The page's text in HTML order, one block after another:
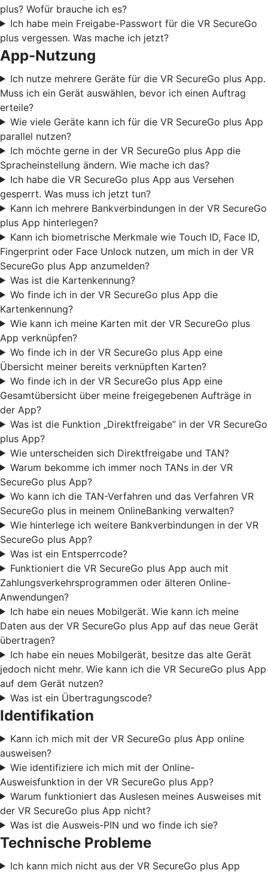
plus? Wofür brauche ich es?
Ich habe mein Freigabe-Passwort für die VR SecureGo
plus vergessen. Was mache ich jetzt?
App-Nutzung
Ich nutze mehrere Geräte für die VR SecureGo plus App.
Muss ich ein Gerät auswählen, bevor ich einen Auftrag
erteile?
Wie viele Geräte kann ich für die VR SecureGo plus App
parallel nutzen?
Ich möchte gerne in der VR SecureGo plus App die
Spracheinstellung ändern. Wie mache ich das?
Ich habe die VR SecureGo plus App aus Versehen
gesperrt. Was muss ich jetzt tun?
Kann ich mehrere Bankverbindungen in der VR SecureGo
plus App hinterlegen?
Kann ich biometrische Merkmale wie Touch ID, Face ID,
Fingerprint oder Face Unlock nutzen, um mich in der VR
SecureGo plus App anzumelden?
Was ist die Kartenkennung?
Wo finde ich in der VR SecureGo plus App die
Kartenkennung?
Wie kann ich meine Karten mit der VR SecureGo plus
App verknüpfen?
Wo finde ich in der VR SecureGo plus App eine
Übersicht meiner bereits verknüpften Karten?
Wo finde ich in der VR SecureGo plus App eine
Gesamtübersicht über meine freigegebenen Aufträge in
der App?
Was ist die Funktion „Direktfreigabe” in der VR SecureGo
plus App?
Wie unterscheiden sich Direktfreigabe und TAN?
Warum bekomme ich immer noch TANs in der VR
SecureGo plus App?
Wo kann ich die TAN-Verfahren und das Verfahren VR
SecureGo plus in meinem OnlineBanking verwalten?
Wie hinterlege ich weitere Bankverbindungen in der VR
SecureGo plus App?
Was ist ein Entsperrcode?
Funktioniert die VR SecureGo plus App auch mit
Zahlungsverkehrsprogrammen oder älteren Online-
Anwendungen?
Ich habe ein neues Mobilgerät. Wie kann ich meine
Daten aus der VR SecureGo plus App auf das neue Gerät
übertragen?
Ich habe ein neues Mobilgerät, besitze das alte Gerät
jedoch nicht mehr. Wie kann ich die VR SecureGo plus App
auf dem Gerät nutzen?
Was ist ein Übertragungscode?
Identifikation
Kann ich mich mit der VR SecureGo plus App online
ausweisen?
Wie identifiziere ich mich mit der Online-
Ausweisfunktion in der VR SecureGo plus App?
Warum funktioniert das Auslesen meines Ausweises mit
der VR SecureGo plus App nicht?
Was ist die Ausweis-PIN und wo finde ich sie?
Technische Probleme
Ich kann mich nicht aus der VR SecureGo plus App